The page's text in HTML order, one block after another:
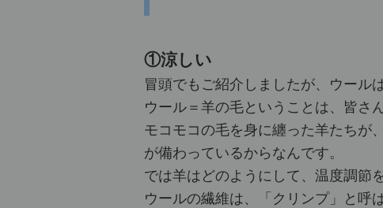
①涼しい
冒頭でもご紹介しましたが、ウール
ウール＝羊の毛ということは、皆さ
モコモコの毛を身に纏った羊たちが
が備わっているからなんです。
では羊はどのようにして、温度調節
ウールの繊維は、「クリンプ」と呼